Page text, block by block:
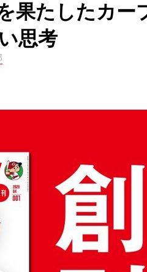
果たしたカー
思考